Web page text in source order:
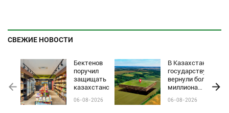
СВЕЖИЕ НОВОСТИ
Бектенов
поручил
защищать
казахстанские
чёрного пиара
06-08-2026
В Казахстане
государству
вернули более
миллиона
сельхозземель
06-08-2026